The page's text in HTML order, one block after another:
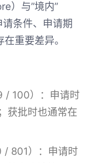
）与”境内”
条件、申请期
重要差异。
/ 100）：申请时
获批时也通常在
/ 801）：申请时